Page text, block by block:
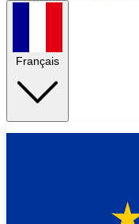
Français